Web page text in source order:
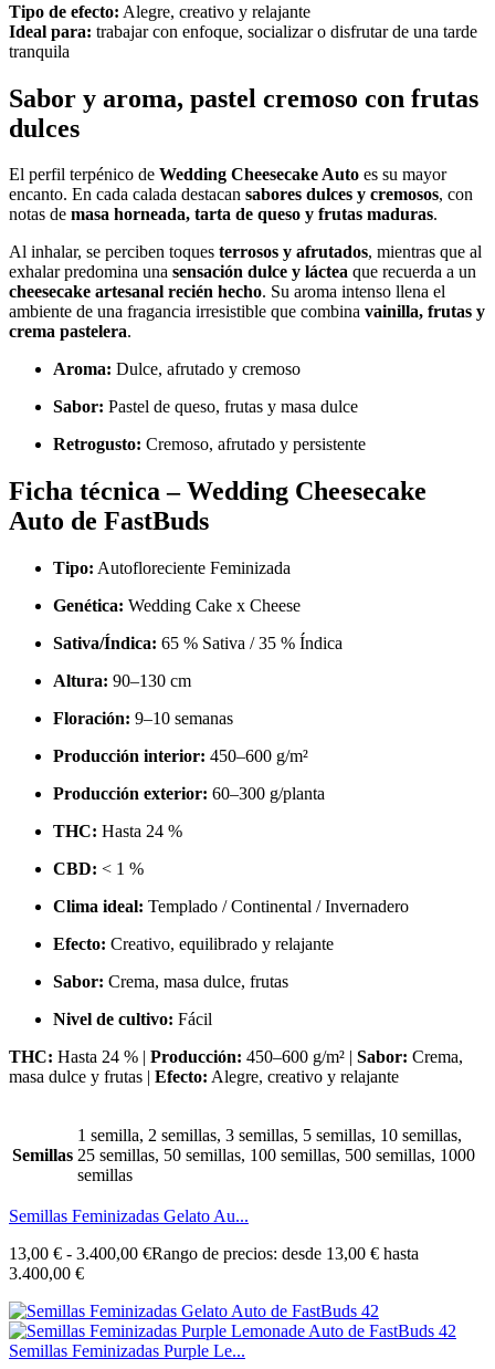
Tipo de efecto: Alegre, creativo y relajante
Ideal para: trabajar con enfoque, socializar o disfrutar de una tarde
tranquila
Sabor y aroma, pastel cremoso con frutas
dulces
El perfil terpénico de Wedding Cheesecake Auto es su mayor
encanto. En cada calada destacan sabores dulces y cremosos, con
notas de masa horneada, tarta de queso y frutas maduras.
Al inhalar, se perciben toques terrosos y afrutados, mientras que al
exhalar predomina una sensación dulce y láctea que recuerda a un
cheesecake artesanal recién hecho. Su aroma intenso llena el
ambiente de una fragancia irresistible que combina vainilla, frutas y
crema pastelera.
Aroma: Dulce, afrutado y cremoso
Sabor: Pastel de queso, frutas y masa dulce
Retrogusto: Cremoso, afrutado y persistente
Ficha técnica – Wedding Cheesecake
Auto de FastBuds
Tipo: Autofloreciente Feminizada
Genética: Wedding Cake x Cheese
Sativa/Índica: 65 % Sativa / 35 % Índica
Altura: 90–130 cm
Floración: 9–10 semanas
Producción interior: 450–600 g/m²
Producción exterior: 60–300 g/planta
THC: Hasta 24 %
CBD: < 1 %
Clima ideal: Templado / Continental / Invernadero
Efecto: Creativo, equilibrado y relajante
Sabor: Crema, masa dulce, frutas
Nivel de cultivo: Fácil
THC: Hasta 24 % | Producción: 450–600 g/m² | Sabor: Crema,
masa dulce y frutas | Efecto: Alegre, creativo y relajante
Semillas
1 semilla, 2 semillas, 3 semillas, 5 semillas, 10 semillas,
25 semillas, 50 semillas, 100 semillas, 500 semillas, 1000
semillas
Semillas Feminizadas Gelato Au...
13,00 € - 3.400,00 €Rango de precios: desde 13,00 € hasta
3.400,00 €
Semillas Feminizadas Purple Le...